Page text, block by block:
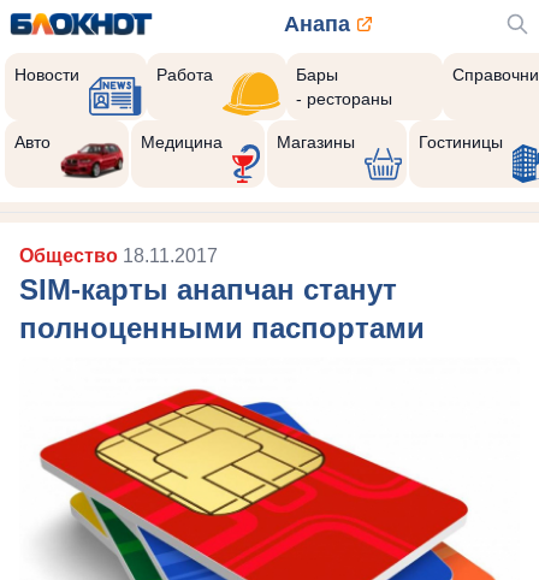
Анапа
Новости Работа
Бары
- рестораны
Авто Медицина Магазины Гостиницы
Общество 18.11.2017
SIM-карты анапчан станут
полноценными паспортами